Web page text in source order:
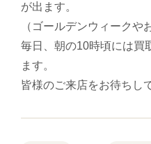
が出ます。
（ゴールデンウィークや
毎日、朝の10時頃には買
ます。
皆様のご来店をお待ちし